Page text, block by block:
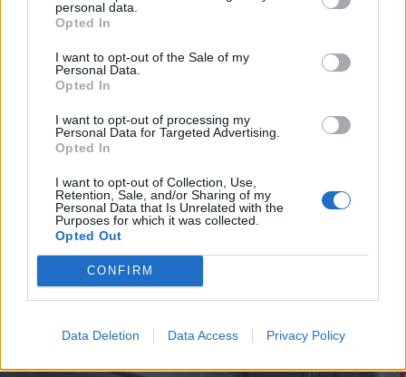
personal data.
Opted In
I want to opt-out of the Sale of my
Personal Data.
Opted In
I want to opt-out of processing my
Personal Data for Targeted Advertising.
Opted In
I want to opt-out of Collection, Use,
Retention, Sale, and/or Sharing of my
Personal Data that Is Unrelated with the
Purposes for which it was collected.
Opted Out
CONFIRM
Data Deletion Data Access Privacy Policy
2026. augusztus 08., szombat
Románia irányából érkező ukrán
csalidrón robbant fel Bulgáriában –
frissítve